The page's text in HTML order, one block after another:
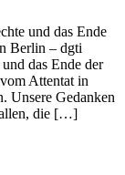
und das Ende
Berlin – dgti
das Ende der
Attentat in
Unsere Gedanken
allen, die […]